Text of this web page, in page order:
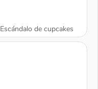
Escándalo de cupcakes